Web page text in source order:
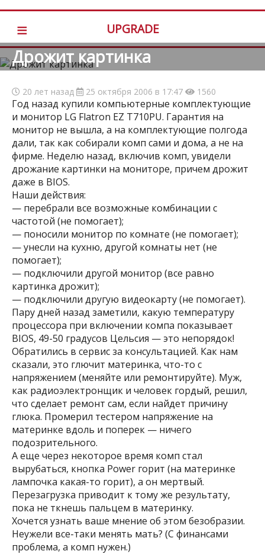
≡ UPGRADE
Дрожит картинка
20 лет назад 25 октября 2006 в 17:47 1560
Год назад купили компьютерные комплектующие
и монитор LG Flatron EZ T710PU. Гарантия на
монитор не вышла, а на комплектующие полгода
дали, так как собирали комп сами и дома, а не на
фирме. Неделю назад, включив комп, увидели
дрожание картинки на мониторе, причем дрожит
даже в BIOS.
Наши действия:
— перебрали все возможные комбинации с
частотой (не помогает);
— поносили монитор по комнате (не помогает);
— унесли на кухню, другой комнаты нет (не
помогает);
— подключили другой монитор (все равно
картинка дрожит);
— подключили другую видеокарту (не помогает).
Пару дней назад заметили, какую температуру
процессора при включении компа показывает
BIOS, 49-50 градусов Цельсия — это непорядок!
Обратились в сервис за консультацией. Как нам
сказали, это глючит материнка, что-то с
напряжением (меняйте или ремонтируйте). Муж,
как радиоэлектронщик и человек гордый, решил,
что сделает ремонт сам, если найдет причину
глюка. Промерил тестером напряжение на
материнке вдоль и поперек — ничего
подозрительного.
А еще через некоторое время комп стал
вырубаться, кнопка Power горит (на материнке
лампочка какая-то горит), а он мертвый.
Перезагрузка приводит к тому же результату,
пока не ткнешь пальцем в материнку.
Хочется узнать ваше мнение об этом безобразии.
Неужели все-таки менять мать? (С финансами
проблема, а комп нужен.)